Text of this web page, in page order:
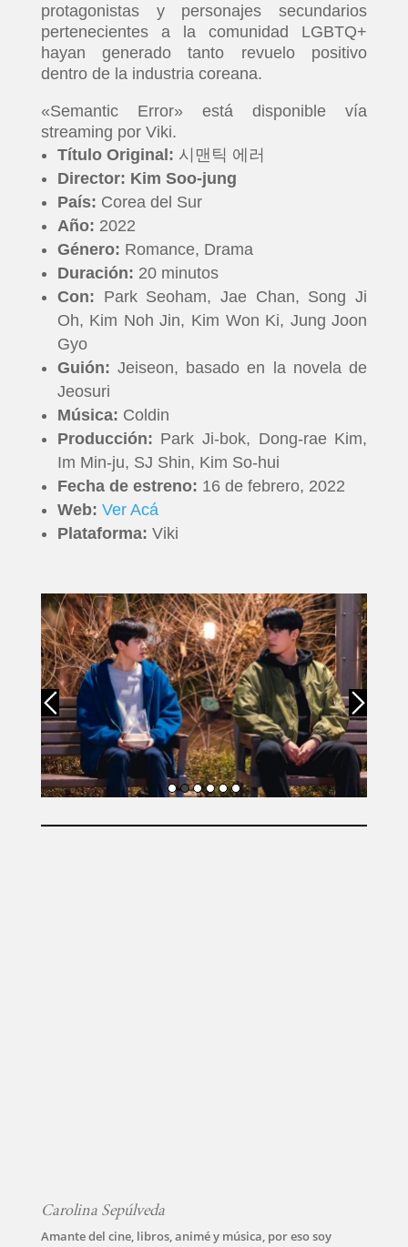
INICIO
PELICULAS
SERIES
TECNOVITOS
T-
PLUS
EVENTOS
protagonistas y personajes secundarios
pertenecientes a la comunidad LGBTQ+
hayan generado tanto revuelo positivo
dentro de la industria coreana.
«Semantic Error» está disponible vía
streaming por Viki.
Título Original: 시맨틱 에러
Director: Kim Soo-jung
País: Corea del Sur
Año: 2022
Género: Romance, Drama
Duración: 20 minutos
Con: Park Seoham, Jae Chan, Song Ji
Oh, Kim Noh Jin, Kim Won Ki, Jung Joon
Gyo
Guión: Jeiseon, basado en la novela de
Jeosuri
Música: Coldin
Producción: Park Ji-bok, Dong-rae Kim,
Im Min-ju, SJ Shin, Kim So-hui
Fecha de estreno: 16 de febrero, 2022
Web: Ver Acá
Plataforma: Viki
Carolina Sepúlveda
Amante del cine, libros, animé y música, por eso soy